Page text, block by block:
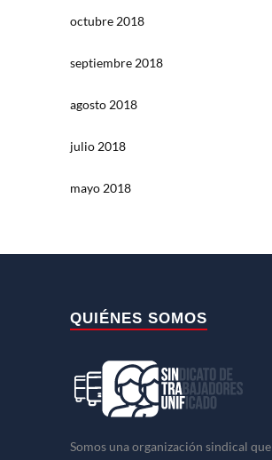
octubre 2018
septiembre 2018
agosto 2018
julio 2018
mayo 2018
QUIÉNES SOMOS
Somos una organización sindical que